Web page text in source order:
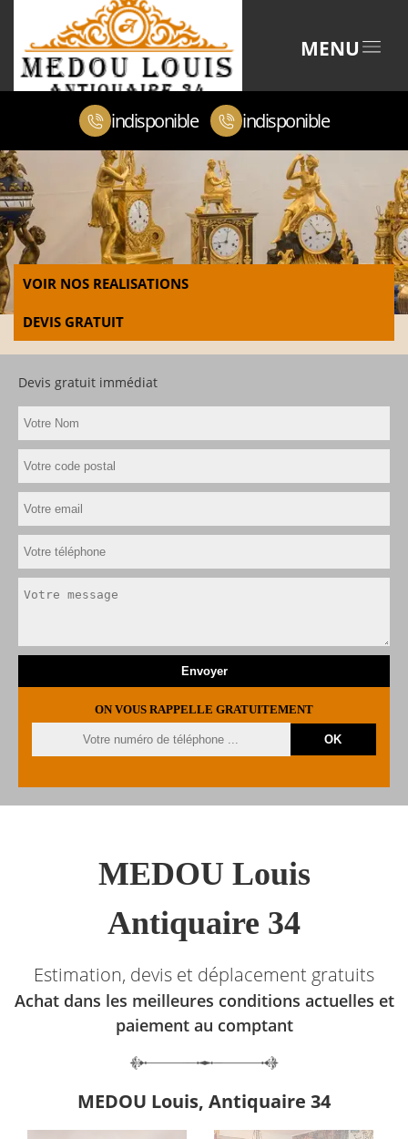
MENU
indisponible indisponible
VOIR NOS REALISATIONS
DEVIS GRATUIT
Devis gratuit immédiat
ON VOUS RAPPELLE GRATUITEMENT
MEDOU Louis
Antiquaire 34
Estimation, devis et déplacement gratuits
Achat dans les meilleures conditions actuelles et
paiement au comptant
MEDOU Louis, Antiquaire 34